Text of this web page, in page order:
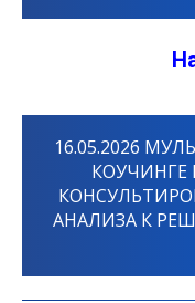
16.05.2026
АНАЛИЗА К